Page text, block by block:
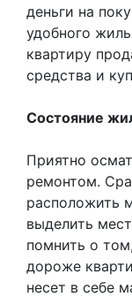
деньги на
удобного
квартиру
средства и
Состояние
Приятно
ремонтом.
расположить
выделить
помнить о
дороже
несет в себе